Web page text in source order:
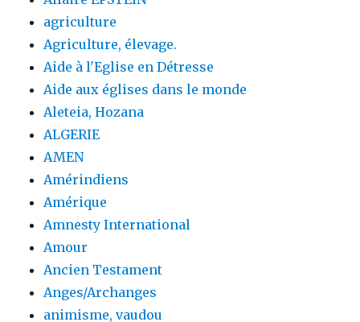
agriculture
Agriculture, élevage.
Aide à l'Eglise en Détresse
Aide aux églises dans le monde
Aleteia, Hozana
ALGERIE
AMEN
Amérindiens
Amérique
Amnesty International
Amour
Ancien Testament
Anges/Archanges
animisme, vaudou